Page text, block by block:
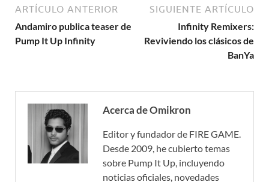
ARTÍCULO ANTERIOR
Andamiro publica teaser de
Pump It Up Infinity
SIGUIENTE ARTÍCULO
Infinity Remixers:
Reviviendo los clásicos de
BanYa
Acerca de Omikron
Editor y fundador de FIRE GAME.
Desde 2009, he cubierto temas
sobre Pump It Up, incluyendo
noticias oficiales, novedades